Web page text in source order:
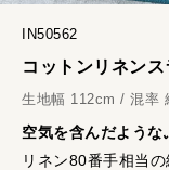
IN50562
コットンリネン
生地幅 112cm / 混
空気を含んだような
リネン80番手相当